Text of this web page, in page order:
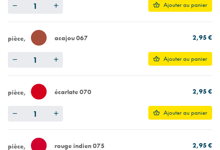
Ajouter au panier
pièce acajou 067 2,95 €
Ajouter au panier
pièce écarlate 070 2,95 €
Ajouter au panier
pièce rouge indien 075 2,95 €